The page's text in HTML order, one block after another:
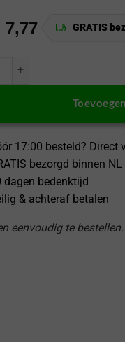
GRATIS
7,77
OnePlus 11 Hoesje Met
17:00 besteld? Direct
bezorgd binnen
dagen bedenktijd
& achteraf betalen
eenvoudig te